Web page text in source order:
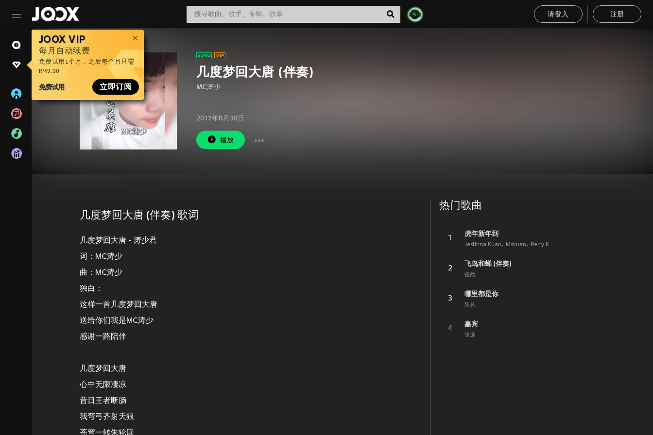
请登入 注册
JOOX VIP
每月自动续费
免费试用1个月，之后每个月只需
RM9.90
免费试用 立即订阅
几度梦回大唐 (伴奏)
MC涛少
2017年8月30日
播放
几度梦回大唐 (伴奏) 歌词
几度梦回大唐 - 涛少君
词：MC涛少
曲：MC涛少
独白：
这样一首几度梦回大唐
送给你们我是MC涛少
感谢一路陪伴
几度梦回大唐
心中无限凄凉
昔日王者断肠
我弯弓齐射天狼
苍穹一转朱轮回
热门歌曲
1
虎年新年到
Jestinna Kuan Mskuan Perry K
2
飞鸟和蝉 (伴奏)
任然
3
哪里都是你
队长
4
嘉宾
张远